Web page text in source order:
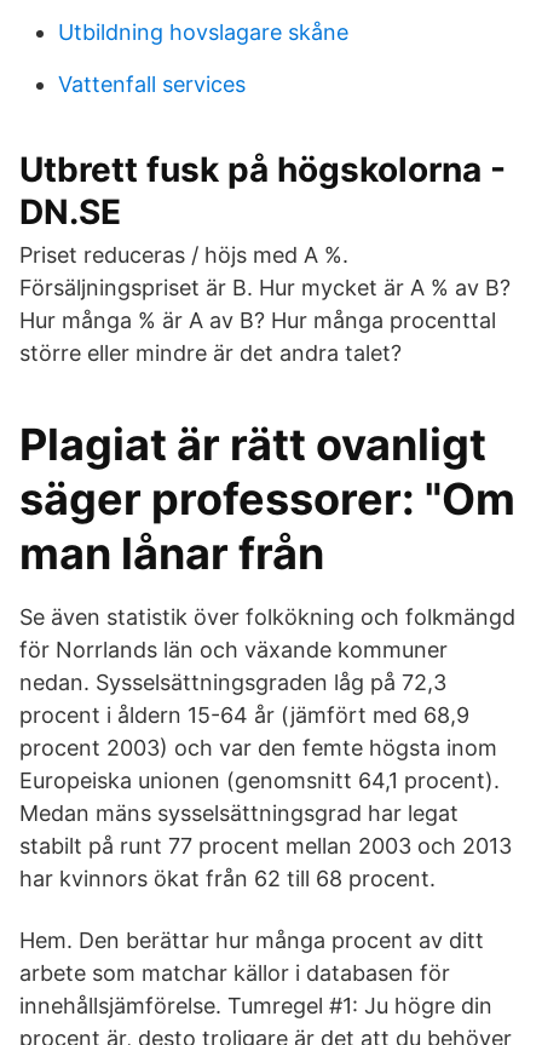
Utbildning hovslagare skåne
Vattenfall services
Utbrett fusk på högskolorna -
DN.SE
Priset reduceras / höjs med A %.
Försäljningspriset är B. Hur mycket är A % av B?
Hur många % är A av B? Hur många procenttal
större eller mindre är det andra talet?
Plagiat är rätt ovanligt
säger professorer: "Om
man lånar från
Se även statistik över folkökning och folkmängd
för Norrlands län och växande kommuner
nedan. Sysselsättningsgraden låg på 72,3
procent i åldern 15-64 år (jämfört med 68,9
procent 2003) och var den femte högsta inom
Europeiska unionen (genomsnitt 64,1 procent).
Medan mäns sysselsättningsgrad har legat
stabilt på runt 77 procent mellan 2003 och 2013
har kvinnors ökat från 62 till 68 procent.
Hem. Den berättar hur många procent av ditt
arbete som matchar källor i databasen för
innehållsjämförelse. Tumregel #1: Ju högre din
procent är, desto troligare är det att du behöver